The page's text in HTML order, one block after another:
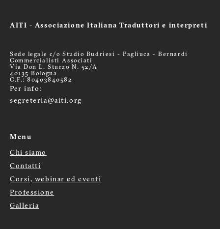
AITI - Associazione Italiana Traduttori e interpreti
Sede legale c/o Studio Budriesi - Pagliuca - Bernardi
Commercialisti Associati
Via Don L. Sturzo N. 52/A
40135 Bologna
C.F.: 80403840582
Per info:
segreteria@aiti.org
Menu
Menù
footer
Chi siamo
Contatti
Corsi, webinar ed eventi
Professione
Galleria